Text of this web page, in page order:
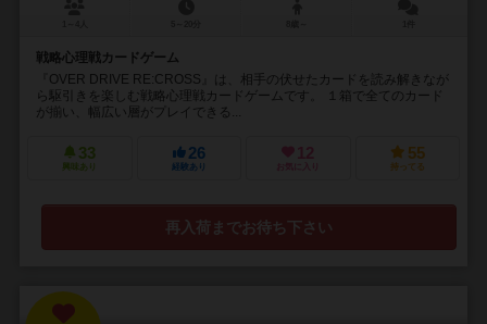
戦略心理戦カードゲーム
『OVER DRIVE RE:CROSS』は、相手の伏せたカードを読み解きなが
ら駆引きを楽しむ戦略心理戦カードゲームです。 １箱で全てのカード
が揃い、幅広い層がプレイできる...
33
興味あり
26
経験あり
12
お気に入り
55
持ってる
再入荷までお待ち下さい